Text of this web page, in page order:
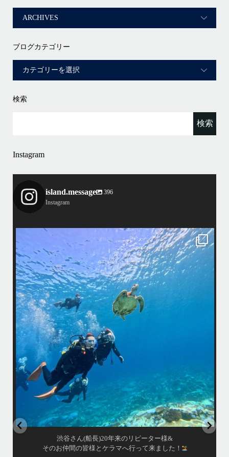
ブログカテゴリー
検索
Instagram
island.message
396
Instagram
island.message
はいさい！
アイランドメッセージです
•
最近投稿できてませんでしたが今シーズンも渡嘉敷島上陸ツアーとケラ
マ体験ダイビング&シュノーケル班に分かれて毎日海へ行っております
•
海が穏やかな日がずーっと続いていてボートダイビングには最高のコン
ディションです！
昔よく潜りに来て下さっていたリピーターさんの子供が10才になったの
で一緒にダイビングデビュー…なんて嬉しいシチュエーションもあり、
毎日色々なお客様と楽しくご一緒させて頂いてます
渡嘉敷島の方も夏には珍しい北風つづきのおかげでビーチが穏やか
...
8月 14
はいさい！
アイランドメッセージです